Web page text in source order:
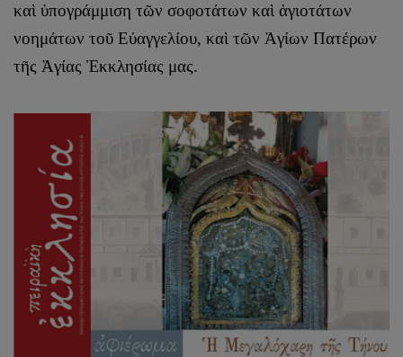
καὶ ὑπογράμμιση τῶν σοφοτάτων καὶ ἁγιοτάτων
νοημάτων τοῦ Εὐαγγελίου, καὶ τῶν Ἁγίων Πατέρων
τῆς Ἁγίας Ἐκκλησίας μας.